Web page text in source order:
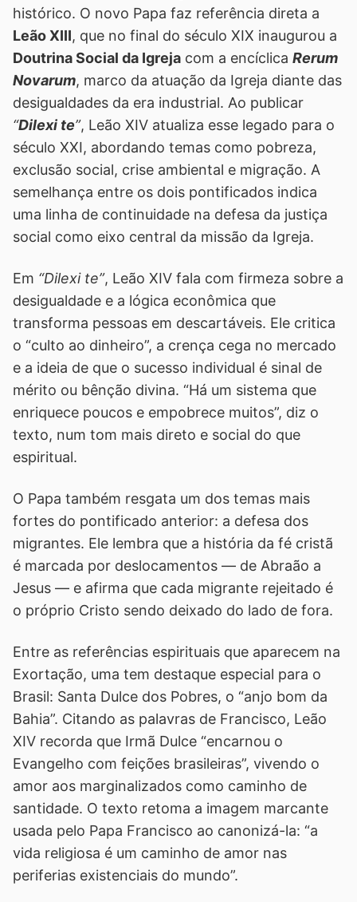
histórico. O novo Papa faz referência direta a
Leão XIII, que no final do século XIX inaugurou a
Doutrina Social da Igreja com a encíclica Rerum
Novarum, marco da atuação da Igreja diante das
desigualdades da era industrial. Ao publicar
“Dilexi te”, Leão XIV atualiza esse legado para o
século XXI, abordando temas como pobreza,
exclusão social, crise ambiental e migração. A
semelhança entre os dois pontificados indica
uma linha de continuidade na defesa da justiça
social como eixo central da missão da Igreja.
Em “Dilexi te”, Leão XIV fala com firmeza sobre a
desigualdade e a lógica econômica que
transforma pessoas em descartáveis. Ele critica
o “culto ao dinheiro”, a crença cega no mercado
e a ideia de que o sucesso individual é sinal de
mérito ou bênção divina. “Há um sistema que
enriquece poucos e empobrece muitos”, diz o
texto, num tom mais direto e social do que
espiritual.
O Papa também resgata um dos temas mais
fortes do pontificado anterior: a defesa dos
migrantes. Ele lembra que a história da fé cristã
é marcada por deslocamentos — de Abraão a
Jesus — e afirma que cada migrante rejeitado é
o próprio Cristo sendo deixado do lado de fora.
Entre as referências espirituais que aparecem na
Exortação, uma tem destaque especial para o
Brasil: Santa Dulce dos Pobres, o “anjo bom da
Bahia”. Citando as palavras de Francisco, Leão
XIV recorda que Irmã Dulce “encarnou o
Evangelho com feições brasileiras”, vivendo o
amor aos marginalizados como caminho de
santidade. O texto retoma a imagem marcante
usada pelo Papa Francisco ao canonizá-la: “a
vida religiosa é um caminho de amor nas
periferias existenciais do mundo”.